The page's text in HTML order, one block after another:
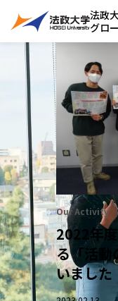
法政
グロ
Our Activity
2022年
る「活動
いました